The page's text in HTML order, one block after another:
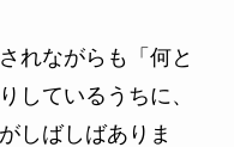
れながらも「何と
しているうちに、
しばしばありま